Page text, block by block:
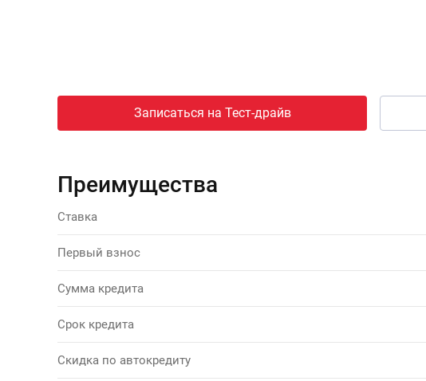
Записаться на Тест-драйв
Преимущества
Ставка
Первый взнос
Сумма кредита
Срок кредита
Скидка по автокредиту